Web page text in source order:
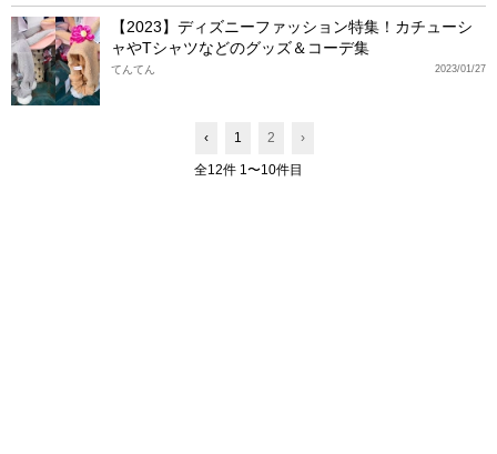
【2023】ディズニーファッション特集！カチューシ
ャやTシャツなどのグッズ＆コーデ集
2023/01/27
てんてん
‹ 1 2 ›
全12件 1〜10件目